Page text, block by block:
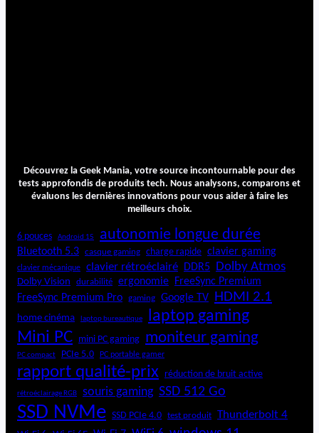
Découvrez la Geek Mania, votre source incontournable pour des
tests approfondis de produits tech. Nous analysons, comparons et
évaluons les dernières innovations pour vous aider à faire les
meilleurs choix.
6 pouces Android 15 autonomie longue durée
Bluetooth 5.3 casque gaming charge rapide clavier gaming
clavier mécanique clavier rétroéclairé DDR5 Dolby Atmos
Dolby Vision durabilité ergonomie FreeSync Premium
FreeSync Premium Pro
gaming Google TV HDMI 2.1
home cinéma laptop bureautique laptop gaming
Mini PC mini PC gaming moniteur gaming
PC compact PCIe 5.0 PC portable gamer
rapport qualité-prix réduction de bruit active
rétroéclairage RGB souris gaming SSD 512 Go
SSD NVMe SSD PCIe 4.0 test produit Thunderbolt 4